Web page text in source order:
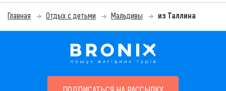
Главная Отдых с детьми Мальдивы из Таллина